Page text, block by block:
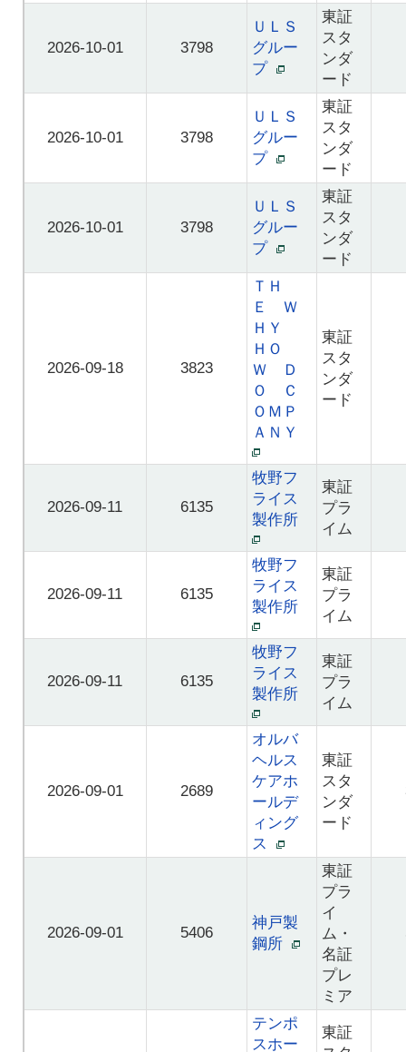
2026-10-01 3798
ＵＬＳ
グルー
プ
東証
スタ
ンダ
ード
2026-10-01 3798
ＵＬＳ
グルー
プ
東証
スタ
ンダ
ード
2026-10-01 3798
ＵＬＳ
グルー
プ
東証
スタ
ンダ
ード
2026-09-18 3823
ＴＨ
Ｅ Ｗ
ＨＹ
ＨＯ
Ｗ Ｄ
Ｏ Ｃ
ＯＭＰ
ＡＮＹ
東証
スタ
ンダ
ード
2026-09-11 6135
牧野フ
ライス
製作所
東証
プラ
イム
2026-09-11 6135
牧野フ
ライス
製作所
東証
プラ
イム
2026-09-11 6135
牧野フ
ライス
製作所
東証
プラ
イム
2026-09-01 2689
オルバ
ヘルス
ケアホ
ールデ
ィング
ス
東証
スタ
ンダ
ード
2026-09-01 5406
神戸製
鋼所
東証
プラ
イ
ム・
名証
プレ
ミア
テンポ
スホー
東証